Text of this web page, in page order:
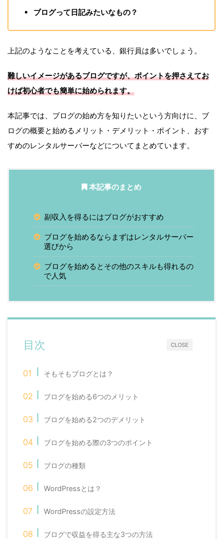
ブログって日記みたいなもの？
上記のようなことを考えている、銀行員は多いでしょう。
難しいイメージがあるブログですが、ポイントを押さえてお
けば初心者でも簡単に始められます。
本記事では、ブログの始め方を知りたいという方向けに、ブ
ログの概要と始めるメリット・デメリット・ポイント、おす
すめのレンタルサーバーなどについてまとめています。
本記事のまとめ
副収入を得るにはブログがおすすめ
ブログを始めるならまずはレンタルサーバー
選びから
ブログを始めるとその他のスキルも得れるの
で人気
CLOSE
目次
そもそもブログとは？
ブログを始める6つのメリット
ブログを始める2つのデメリット
ブログを始める際の3つのポイント
ブログの種類
WordPressとは？
WordPressの設定方法
ブログで収益を得る主な3つの方法